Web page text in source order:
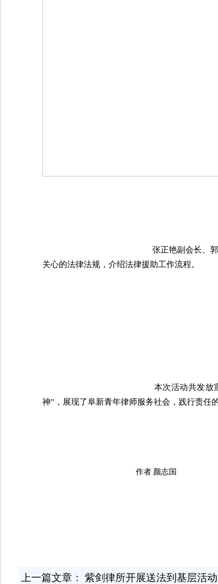
张正艳副会长、
关心的法律法规，介绍法律援助工作流程。
本次活动共发放宣
神”，展现了阜新青年律师服务社会，践行责任
作者 颜志国
上一篇文章： 紫剑律所开展送法到基层活动